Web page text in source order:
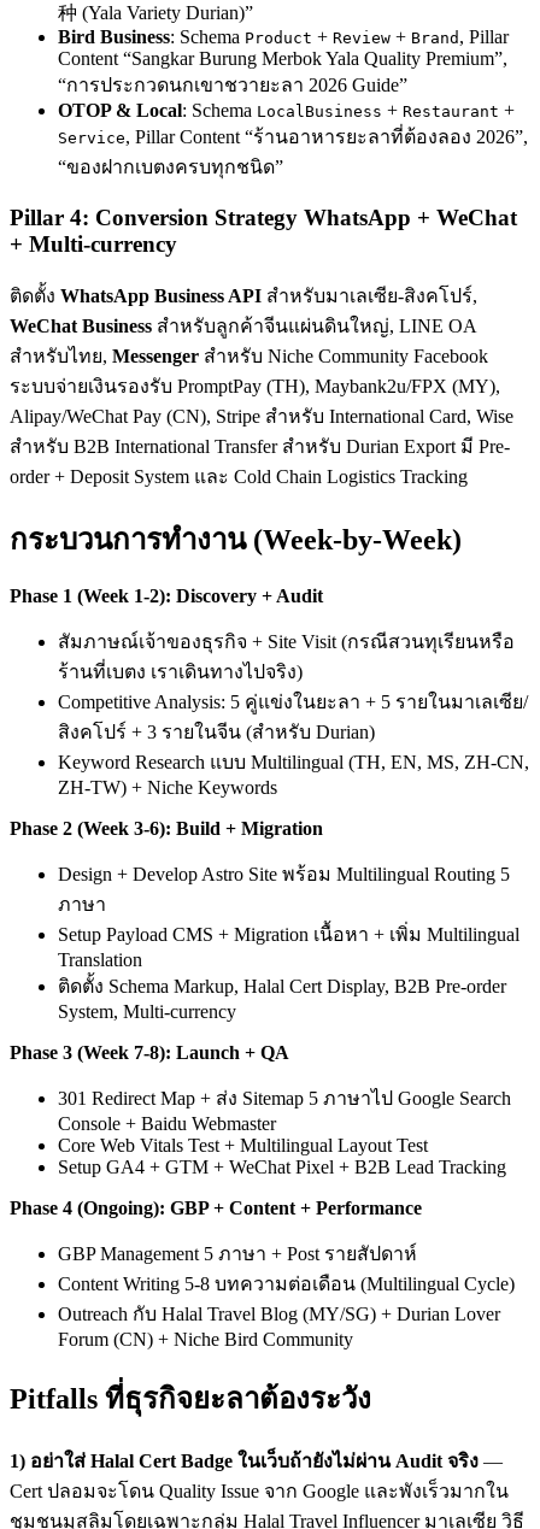
种 (Yala Variety Durian)”
Bird Business: Schema Product + Review + Brand , Pillar
Content “Sangkar Burung Merbok Yala Quality Premium”,
“การประกวดนกเขาชวายะลา 2026 Guide”
OTOP & Local: Schema LocalBusiness + Restaurant +
Service, Pillar Content “ร้านอาหารยะลาที่ต้องลอง 2026”,
“ของฝากเบตงครบทุกชนิด”
Pillar 4: Conversion Strategy WhatsApp + WeChat
+ Multi-currency
ติดตั้ง WhatsApp Business API สำหรับมาเลเซีย-สิงคโปร์,
WeChat Business สำหรับลูกค้าจีนแผ่นดินใหญ่, LINE OA
สำหรับไทย, Messenger สำหรับ Niche Community Facebook
ระบบจ่ายเงินรองรับ PromptPay (TH), Maybank2u/FPX (MY),
Alipay/WeChat Pay (CN), Stripe สำหรับ International Card, Wise
สำหรับ B2B International Transfer สำหรับ Durian Export มี Pre-
order + Deposit System และ Cold Chain Logistics Tracking
กระบวนการทำงาน (Week-by-Week)
Phase 1 (Week 1-2): Discovery + Audit
สัมภาษณ์เจ้าของธุรกิจ + Site Visit (กรณีสวนทุเรียนหรือ
ร้านที่เบตง เราเดินทางไปจริง)
Competitive Analysis: 5 คู่แข่งในยะลา + 5 รายในมาเลเซีย/
สิงคโปร์ + 3 รายในจีน (สำหรับ Durian)
Keyword Research แบบ Multilingual (TH, EN, MS, ZH-CN,
ZH-TW) + Niche Keywords
Phase 2 (Week 3-6): Build + Migration
Design + Develop Astro Site พร้อม Multilingual Routing 5
ภาษา
Setup Payload CMS + Migration เนื้อหา + เพิ่ม Multilingual
Translation
ติดตั้ง Schema Markup, Halal Cert Display, B2B Pre-order
System, Multi-currency
Phase 3 (Week 7-8): Launch + QA
301 Redirect Map + ส่ง Sitemap 5 ภาษาไป Google Search
Console + Baidu Webmaster
Core Web Vitals Test + Multilingual Layout Test
Setup GA4 + GTM + WeChat Pixel + B2B Lead Tracking
Phase 4 (Ongoing): GBP + Content + Performance
GBP Management 5 ภาษา + Post รายสัปดาห์
Content Writing 5-8 บทความต่อเดือน (Multilingual Cycle)
Outreach กับ Halal Travel Blog (MY/SG) + Durian Lover
Forum (CN) + Niche Bird Community
Pitfalls ที่ธุรกิจยะลาต้องระวัง
1) อย่าใส่ Halal Cert Badge ในเว็บถ้ายังไม่ผ่าน Audit จริง —
Cert ปลอมจะโดน Quality Issue จาก Google และพังเร็วมากใน
ชุมชนมุสลิมโดยเฉพาะกลุ่ม Halal Travel Influencer มาเลเซีย วิธี